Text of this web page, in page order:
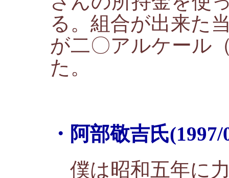
る。組合が出来た
が二〇アルケール
た。
・阿部敬吉氏
僕は昭和五年に